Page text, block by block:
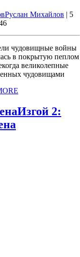
Руслан Михайлов | 5
чудовищные войны
в покрытую пеплом
великолепные
чудовищами
Изгой 2: